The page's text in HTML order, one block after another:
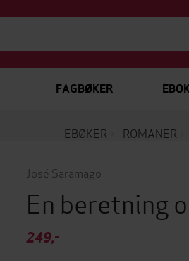
FAGBØKER
EBØKER ROMANER
José Saramago
En beretning
249,-